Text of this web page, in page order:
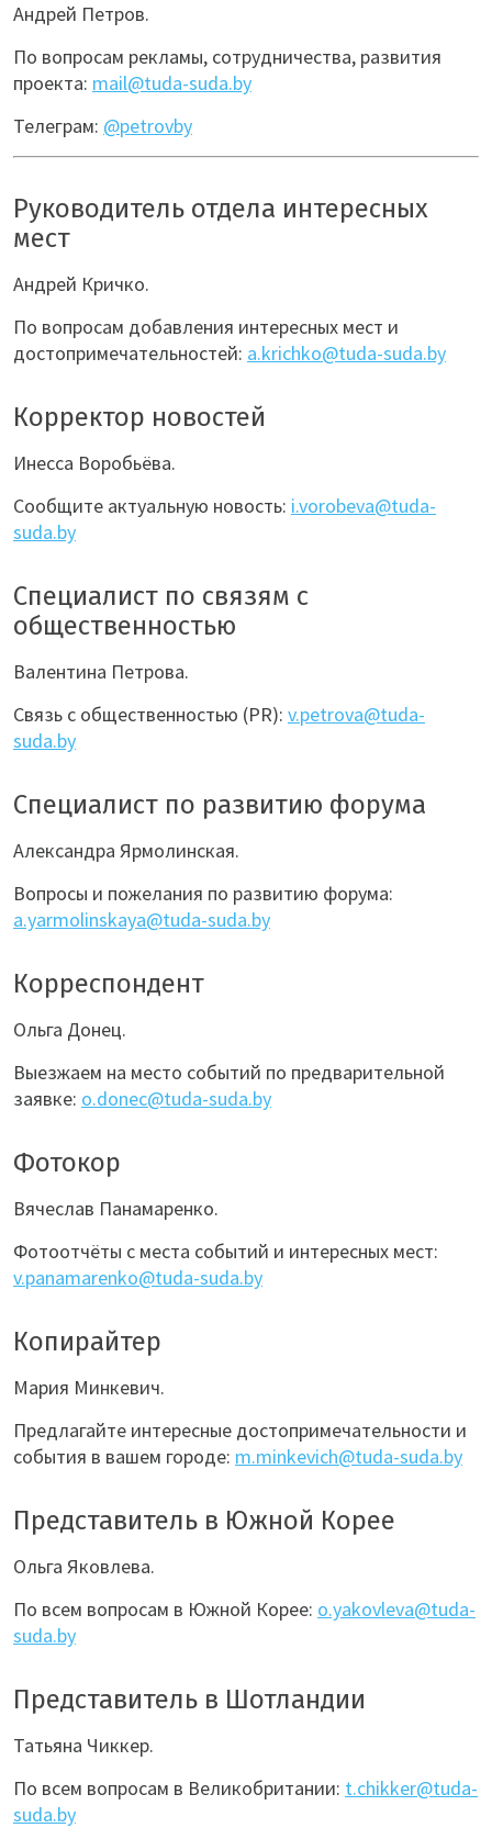
Андрей Петров.
По вопросам рекламы, сотрудничества, развития
проекта: mail@tuda-suda.by
Телеграм: @petrovby
Руководитель отдела интересных
мест
Андрей Кричко.
По вопросам добавления интересных мест и
достопримечательностей: a.krichko@tuda-suda.by
Корректор новостей
Инесса Воробьёва.
Сообщите актуальную новость: i.vorobeva@tuda-
suda.by
Специалист по связям с
общественностью
Валентина Петрова.
Связь с общественностью (PR): v.petrova@tuda-
suda.by
Специалист по развитию форума
Александра Ярмолинская.
Вопросы и пожелания по развитию форума:
a.yarmolinskaya@tuda-suda.by
Корреспондент
Ольга Донец.
Выезжаем на место событий по предварительной
заявке: o.donec@tuda-suda.by
Фотокор
Вячеслав Панамаренко.
Фотоотчёты с места событий и интересных мест:
v.panamarenko@tuda-suda.by
Копирайтер
Мария Минкевич.
Предлагайте интересные достопримечательности и
события в вашем городе: m.minkevich@tuda-suda.by
Представитель в Южной Корее
Ольга Яковлева.
По всем вопросам в Южной Корее: o.yakovleva@tuda-
suda.by
Представитель в Шотландии
Татьяна Чиккер.
По всем вопросам в Великобритании: t.chikker@tuda-
suda.by